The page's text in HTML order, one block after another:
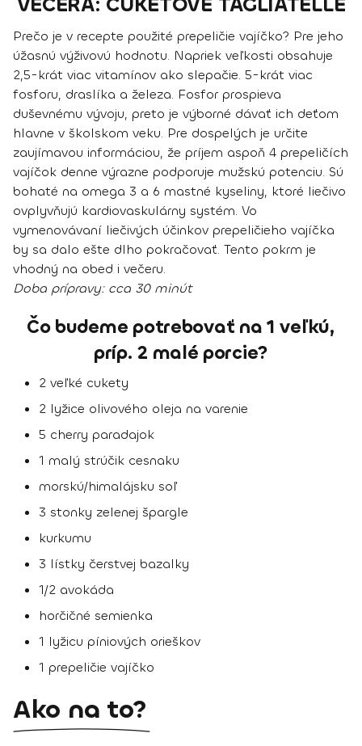
Prečo je v recepte použité prepeličie vajíčko? Pre jeho
úžasnú výživovú hodnotu. Napriek veľkosti obsahuje
2,5-krát viac vitamínov ako slepačie. 5-krát viac
fosforu, draslíka a železa. Fosfor prospieva
duševnému vývoju, preto je výborné dávať ich deťom
hlavne v školskom veku. Pre dospelých je určite
zaujímavou informáciou, že príjem aspoň 4 prepeličích
vajíčok denne výrazne podporuje mužskú potenciu. Sú
bohaté na omega 3 a 6 mastné kyseliny, ktoré liečivo
ovplyvňujú kardiovaskulárny systém. Vo
vymenovávaní liečivých účinkov prepeličieho vajíčka
by sa dalo ešte dlho pokračovať. Tento pokrm je
vhodný na obed i večeru.
Doba prípravy:cca 30 minút
Čo budeme potrebovať na 1 veľkú,
príp. 2 malé porcie?
2 veľké cukety
2 lyžice olivového oleja na varenie
5 cherry paradajok
1 malý strúčik cesnaku
morskú/himalájsku soľ
3 stonky zelenej špargle
kurkumu
3 lístky čerstvej bazalky
1/2 avokáda
horčičné semienka
1 lyžicu píniových orieškov
1 prepeličie vajíčko
Ako na to?